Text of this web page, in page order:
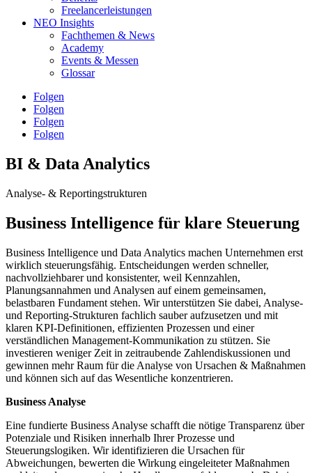
Freelancerleistungen
NEO Insights
Fachthemen & News
Academy
Events & Messen
Glossar
Folgen
Folgen
Folgen
Folgen
BI & Data Analytics
Analyse- & Reportingstrukturen
Business Intelligence für klare Steuerung
Business Intelligence und Data Analytics machen Unternehmen erst
wirklich steuerungsfähig. Entscheidungen werden schneller,
nachvollziehbarer und konsistenter, weil Kennzahlen,
Planungsannahmen und Analysen auf einem gemeinsamen,
belastbaren Fundament stehen. Wir unterstützen Sie dabei, Analyse-
und Reporting-Strukturen fachlich sauber aufzusetzen und mit
klaren KPI-Definitionen, effizienten Prozessen und einer
verständlichen Management-Kommunikation zu stützen. Sie
investieren weniger Zeit in zeitraubende Zahlendiskussionen und
gewinnen mehr Raum für die Analyse von Ursachen & Maßnahmen
und können sich auf das Wesentliche konzentrieren.
Business Analyse
Eine fundierte Business Analyse schafft die nötige Transparenz über
Potenziale und Risiken innerhalb Ihrer Prozesse und
Steuerungslogiken. Wir identifizieren die Ursachen für
Abweichungen, bewerten die Wirkung eingeleiteter Maßnahmen